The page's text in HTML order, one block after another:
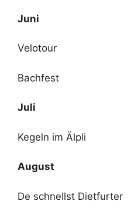
Juni
Velotour
Bachfest
Juli
Kegeln im Älpli
August
De schnellst Dietfurter